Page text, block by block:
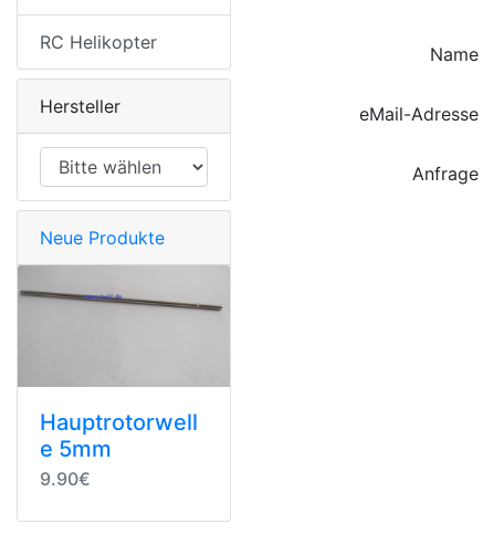
Name
eMail-Adresse
Anfrage
RC Helikopter
Hersteller
Neue Produkte
Hauptrotorwell
e 5mm
9.90€